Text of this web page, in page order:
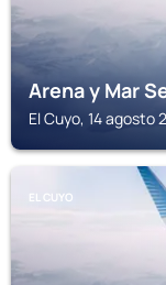
Arena y Mar
El Cuyo, 14 agosto
EL CUYO